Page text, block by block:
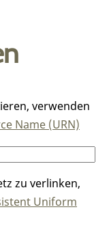
verwenden
Name (URN)
zu verlinken,
Uniform